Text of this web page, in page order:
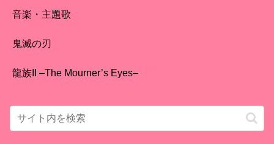
音楽・主題歌
鬼滅の刃
龍族II –The Mourner’s Eyes–